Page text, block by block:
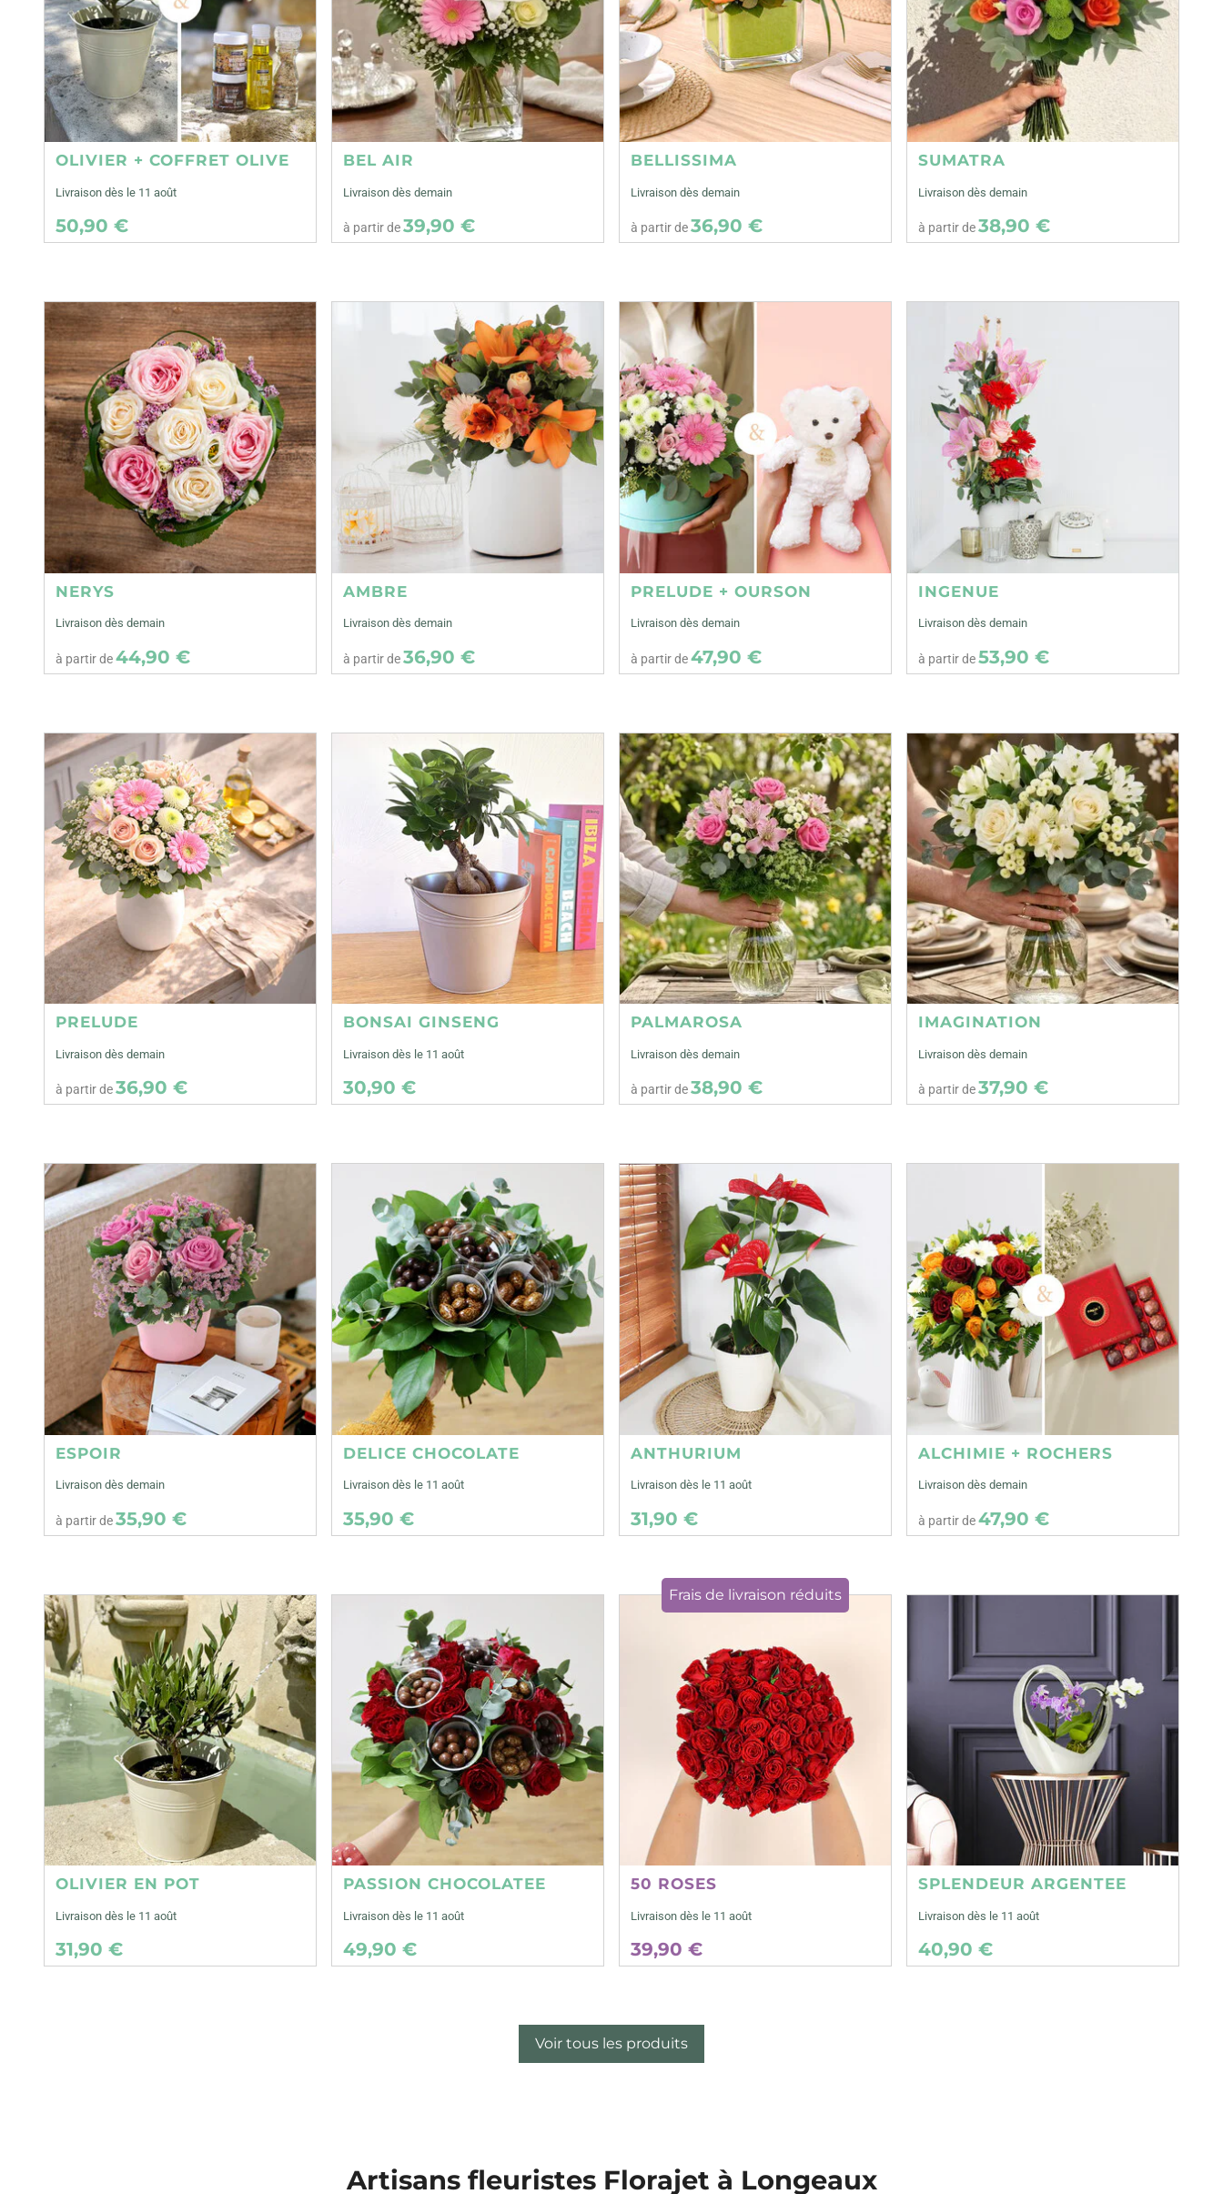
OLIVIER + COFFRET OLIVE
Livraison dès le 11 août
50,90 €
BEL AIR
Livraison dès demain
à partir de39,90 €
BELLISSIMA
Livraison dès demain
à partir de36,90 €
SUMATRA
Livraison dès demain
à partir de38,90 €
NERYS
Livraison dès demain
à partir de44,90 €
AMBRE
Livraison dès demain
à partir de36,90 €
PRELUDE + OURSON
Livraison dès demain
à partir de47,90 €
INGENUE
Livraison dès demain
à partir de53,90 €
PRELUDE
Livraison dès demain
à partir de36,90 €
BONSAI GINSENG
Livraison dès le 11 août
30,90 €
PALMAROSA
Livraison dès demain
à partir de38,90 €
IMAGINATION
Livraison dès demain
à partir de37,90 €
ESPOIR
Livraison dès demain
à partir de35,90 €
DELICE CHOCOLATE
Livraison dès le 11 août
35,90 €
ANTHURIUM
Livraison dès le 11 août
31,90 €
ALCHIMIE + ROCHERS
Livraison dès demain
à partir de47,90 €
OLIVIER EN POT
Livraison dès le 11 août
31,90 €
PASSION CHOCOLATEE
Livraison dès le 11 août
49,90 €
Frais de livraison réduits
50 ROSES
Livraison dès le 11 août
39,90 €
SPLENDEUR ARGENTEE
Livraison dès le 11 août
40,90 €
Voir tous les produits
Artisans fleuristes Florajet à Longeaux